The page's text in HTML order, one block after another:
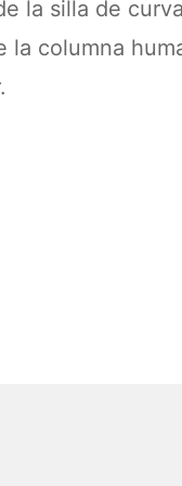
la silla de
la columna